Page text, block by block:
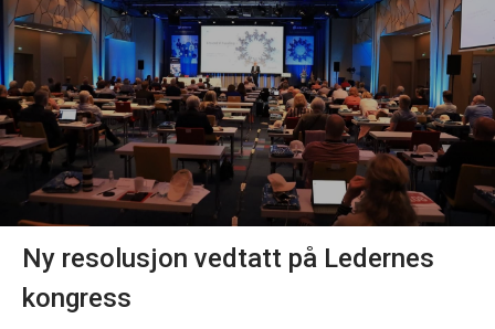
Ny resolusjon vedtatt på Ledernes
kongress